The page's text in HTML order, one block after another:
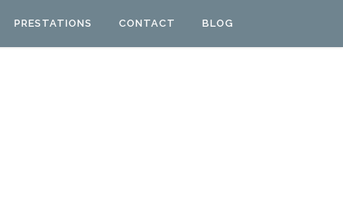
PRESTATIONS CONTACT BLOG